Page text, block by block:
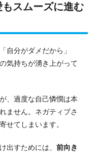
スムーズに進む
自分がダメだから」
気持ちが湧き上がって
、過度な自己憐憫は本
ません。 ネガティブさ
せてしまいます。
出すためには、 前向き